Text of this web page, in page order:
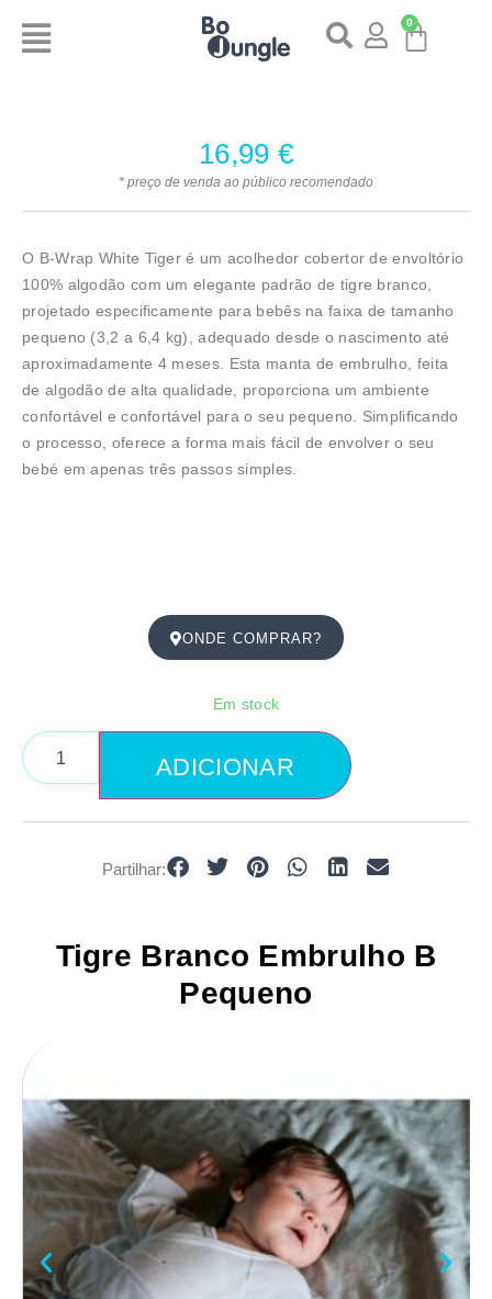
0
Tigre Branco Embrulho B
Pequeno
16,99 €
* preço de venda ao público recomendado
O B-Wrap White Tiger é um acolhedor cobertor de envoltório
100% algodão com um elegante padrão de tigre branco,
projetado especificamente para bebês na faixa de tamanho
pequeno (3,2 a 6,4 kg), adequado desde o nascimento até
aproximadamente 4 meses. Esta manta de embrulho, feita
de algodão de alta qualidade, proporciona um ambiente
confortável e confortável para o seu pequeno. Simplificando
o processo, oferece a forma mais fácil de envolver o seu
bebé em apenas três passos simples.
ONDE COMPRAR?
Em stock
ADICIONAR
Partilhar: